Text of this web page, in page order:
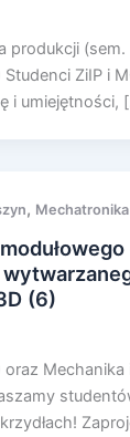
produkcji (sem.
ZiIP i
i umiejętności,
, Mechatronika
(6)
Mechanika